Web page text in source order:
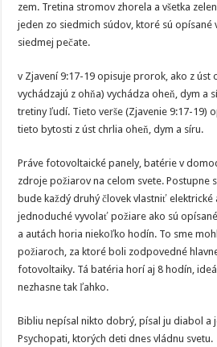
zem. Tretina stromov zhorela a všetka
jeden zo siedmich súdov, ktoré sú
siedmej pečate.
v Zjavení 9:17-19 opisuje prorok, ako z úst
vychádzajú z ohňa) vychádza oheň, dym a
tretiny ľudí. Tieto verše (Zjavenie 9:17-19)
tieto bytosti z úst chrlia oheň, dym a síru.
Práve fotovoltaické panely, batérie v
zdroje požiarov na celom svete. Postupne
bude každý druhý človek vlastniť
jednoduché vyvolať požiare ako sú
a autách horia niekoľko hodín. To sme
požiaroch, za ktoré boli zodpovedné
fotovoltaiky. Tá batéria horí aj 8 hodín,
nezhasne tak ľahko.
Bibliu nepísal nikto dobrý, písal ju diabol a
Psychopati, ktorých deti dnes vládnu svetu.